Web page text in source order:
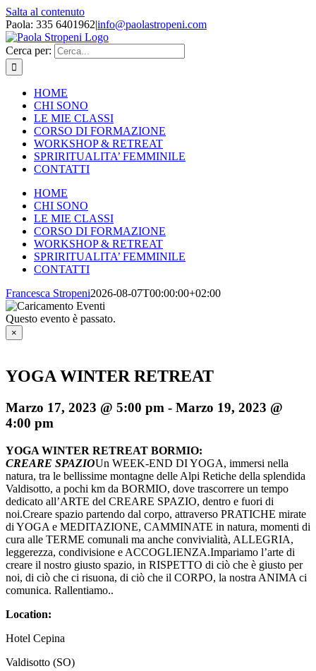
Salta al contenuto
Paola: 335 6401962|info@paolastropeni.com
Cerca per:
HOME
CHI SONO
LE MIE CLASSI
CORSO DI FORMAZIONE
WORKSHOP & RETREAT
SPRIRITUALITA’ FEMMINILE
CONTATTI
HOME
CHI SONO
LE MIE CLASSI
CORSO DI FORMAZIONE
WORKSHOP & RETREAT
SPRIRITUALITA’ FEMMINILE
CONTATTI
Francesca Stropeni2026-08-07T00:00:00+02:00
Questo evento è passato.
×
YOGA WINTER RETREAT
Marzo 17, 2023 @ 5:00 pm - Marzo 19, 2023 @
4:00 pm
YOGA WINTER RETREAT BORMIO:
CREARE SPAZIOUn WEEK-END DI YOGA, immersi nella
natura, tra le bellissime montagne delle Alpi Retiche della splendida
Valdisotto, a pochi km da BORMIO, dove trascorrere un tempo
dedicato all’ARTE del CREARE SPAZIO, dentro e fuori di
noi.Creare spazio partendo dal corpo, attraverso PRATICHE mirate
di YOGA e MEDITAZIONE, CAMMINATE in natura, momenti di
cura alle TERME comunali ma anche convivialità, ALLEGRIA,
leggerezza, condivisione e ACCOGLIENZA.Impariamo l’arte di
creare il nostro giusto spazio, in RISPETTO di ciò che è giusto per
noi, di ciò che ci risuona, di ciò che il CORPO, la nostra ANIMA ci
comunica. Rallentiamo..
Location:
Hotel Cepina
Valdisotto (SO)